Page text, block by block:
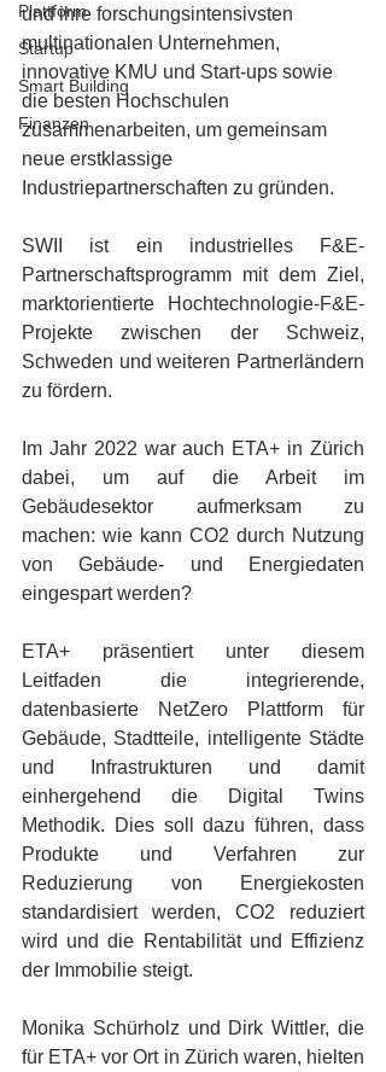
Plattform
Startup
Smart Building
Finanzen
und ihre forschungsintensivsten
multinationalen Unternehmen,
innovative KMU und Start-ups sowie
die besten Hochschulen
zusammenarbeiten, um gemeinsam
neue erstklassige
Industriepartnerschaften zu gründen.
SWII ist ein industrielles F&E-
Partnerschaftsprogramm mit dem Ziel,
marktorientierte Hochtechnologie-F&E-
Projekte zwischen der Schweiz,
Schweden und weiteren Partnerländern
zu fördern.
Im Jahr 2022 war auch ETA+ in Zürich
dabei, um auf die Arbeit im
Gebäudesektor aufmerksam zu
machen: wie kann CO2 durch Nutzung
von Gebäude- und Energiedaten
eingespart werden?
ETA+ präsentiert unter diesem
Leitfaden die integrierende,
datenbasierte NetZero Plattform für
Gebäude, Stadtteile, intelligente Städte
und Infrastrukturen und damit
einhergehend die Digital Twins
Methodik. Dies soll dazu führen, dass
Produkte und Verfahren zur
Reduzierung von Energiekosten
standardisiert werden, CO2 reduziert
wird und die Rentabilität und Effizienz
der Immobilie steigt.
Monika Schürholz und Dirk Wittler, die
für ETA+ vor Ort in Zürich waren, hielten